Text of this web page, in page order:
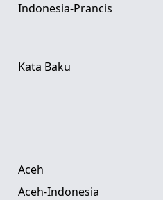
Indonesia-Prancis
Kata Baku
Aceh
Aceh-Indonesia